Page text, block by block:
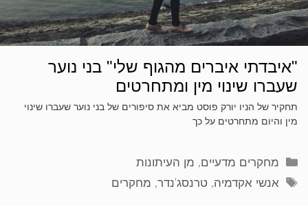
"איבדתי איברים מהגוף שלי" בני נוער
שעברו שינוי מין ומתחרטים
תחקיר של הניו יורק פוסט מביא את סיפורים של בני נוער שעברו שינוי
מין והיום מתחרטים על כך
קטגוריות
מחקרים מדעיים, מן העיתונות
תגיות
אנשי אקדמיה,טרנסג'נדר, מחקרים